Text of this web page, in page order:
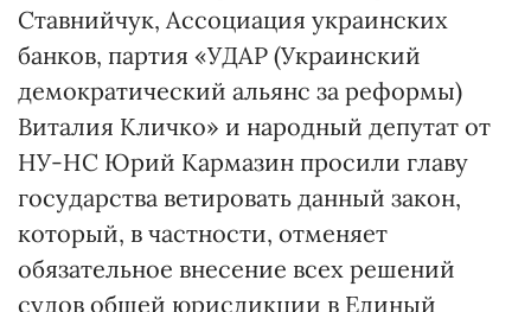
Ставнийчук, Ассоциация украинских
банков, партия «УДАР (Украинский
демократический альянс за реформы)
Виталия Кличко» и народный депутат от
НУ-НС Юрий Кармазин просили главу
государства ветировать данный закон,
который, в частности, отменяет
обязательное внесение всех решений
судов общей юрисдикции в Единый